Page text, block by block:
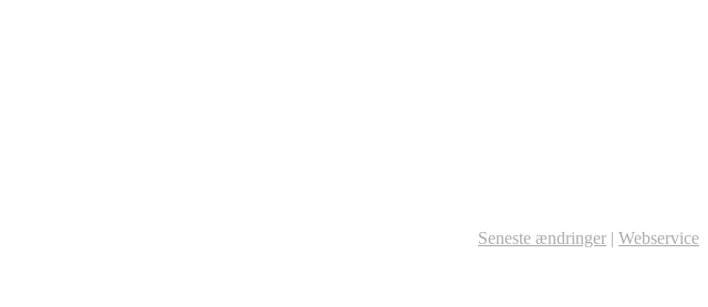
Seneste ændringer | Webservice